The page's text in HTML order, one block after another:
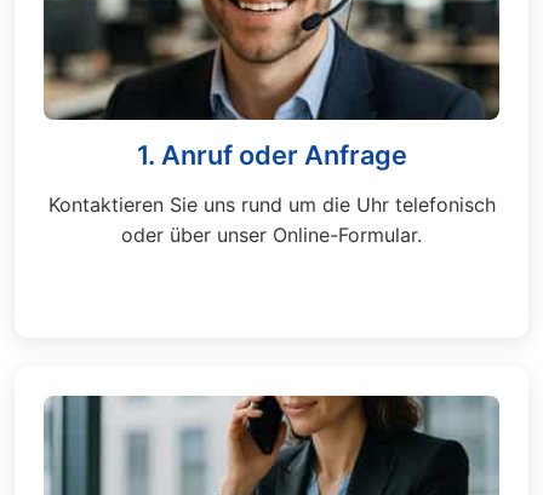
1. Anruf oder Anfrage
Kontaktieren Sie uns rund um die Uhr telefonisch
oder über unser Online-Formular.